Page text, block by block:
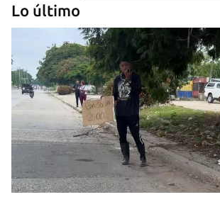
GUERRA
Ucrania ataca otro centro
ruso, esta vez en los Urales
Lo último